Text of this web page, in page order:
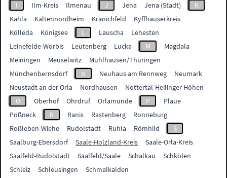
I
Ilm-Kreis Ilmenau J Jena Jena (Stadt)
K
Kahla
Kaltennordheim Kranichfeld
Kyffhäuserkreis
Kölleda
Königsee L Lauscha
Lehesten
Leinefelde-Worbis
Leutenberg Lucka M
Magdala
Meiningen
Meuselwitz
Mühlhausen/Thüringen
Münchenbernsdorf
N Neuhaus am Rennweg
Neumark
Neustadt an der Orla
Nordhausen
Nottertal-Heilinger Höhen
O
Oberhof Ohrdruf Orlamünde P
Plaue
Pößneck
R Ranis Rastenberg
Ronneburg
Roßleben-Wiehe
Rudolstadt Ruhla Römhild
S
Saalburg-Ebersdorf
Saale-Holzland-Kreis
Saale-Orla-Kreis
Saalfeld-Rudolstadt
Saalfeld/Saale Schalkau
Schkölen
Schleiz
Schleusingen
Schmalkalden